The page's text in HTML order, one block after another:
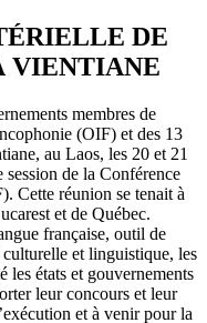
DE
VIENTIANE
membres de
(OIF) et des 13
au Laos, les 20 et 21
de la Conférence
Cette réunion se tenait à
et de Québec.
française, outil de
et linguistique, les
états et gouvernements
leur concours et leur
et à venir pour la